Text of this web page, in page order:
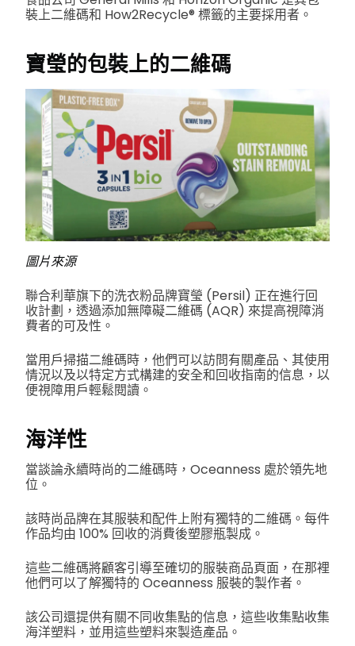
裝上二維碼和 How2Recycle® 標籤的主要採用者。
寶瑩的包裝上的二維碼
圖片來源
聯合利華旗下的洗衣粉品牌寶瑩 (Persil) 正在進行回
收計劃，透過添加無障礙二維碼 (AQR) 來提高視障消
費者的可及性。
當用戶掃描二維碼時，他們可以訪問有關產品、其使用
情況以及以特定方式構建的安全和回收指南的信息，以
便視障用戶輕鬆閱讀。
海洋性
當談論永續時尚的二維碼時，Oceanness 處於領先地
位。
該時尚品牌在其服裝和配件上附有獨特的二維碼。每件
作品均由 100% 回收的消費後塑膠瓶製成。
這些二維碼將顧客引導至確切的服裝商品頁面，在那裡
他們可以了解獨特的 Oceanness 服裝的製作者。
該公司還提供有關不同收集點的信息，這些收集點收集
海洋塑料，並用這些塑料來製造產品。